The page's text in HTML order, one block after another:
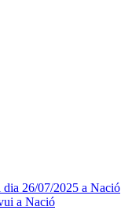
dia 26/07/2025 a Nació
a Nació